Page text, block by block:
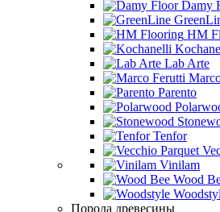
Damy
HM
Lab Arte
Parento
Tenfor
Vinilam
Wood
Порода древесины